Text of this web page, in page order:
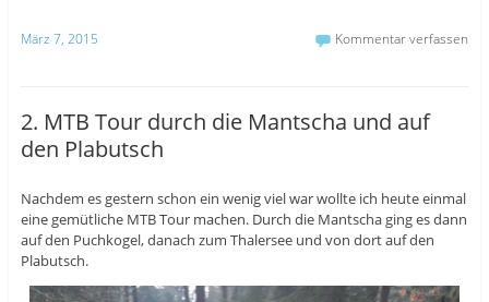
März 7, 2015 Kommentar verfassen
2. MTB Tour durch die Mantscha und auf
den Plabutsch
Nachdem es gestern schon ein wenig viel war wollte ich heute einmal
eine gemütliche MTB Tour machen. Durch die Mantscha ging es dann
auf den Puchkogel, danach zum Thalersee und von dort auf den
Plabutsch.